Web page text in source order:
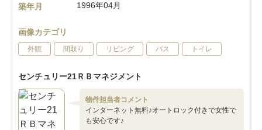
築年月
1996年04月
画像カテゴリ
外観 間取り リビング バス トイレ
センチュリー21ＲＢマネジメント
物件担当者コメント
インターネット無料♪オートロック付きで女性で
も安心です♪